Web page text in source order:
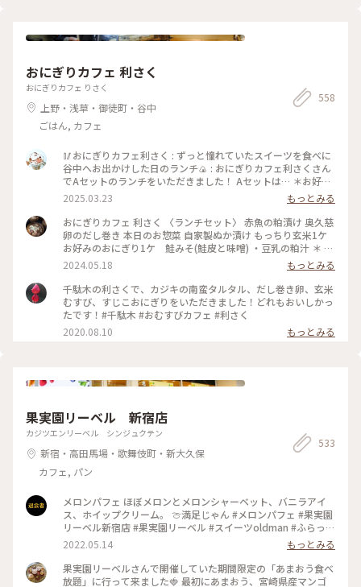
おにぎりカフェ 利さく
おにぎりカフェ りさく
上野・浅草・御徒町・谷中
ごはん, カフェ
558
🥢おにぎりカフェ利さく : ずっと憧れていたスイーツを食べに
谷中へお出かけした日のランチ🍙 : おにぎりカフェ利さくさん
でAセットのランチをいただきました！ Aセットは… ＊お好み
のおにぎり2個 ＊お好みのスープ を選べて¥900でした✨ おに
ぎりは30種類ほどあり、注文が入ってから作ってくれるシステ
ムです🍙 とにかく種類が多いので、気になるおにぎりがたく
さん🤤 迷いに迷って、『炙りみそにぎり』と『クリームチーズ
たらこ』を選びました！ おにぎり屋さんのおにぎり…✨ お米
や海苔、塩などの素材、炊き方にもこだわっていてとっても美
味しかったです♡ スープは季節限定の『豆乳の粕汁』を選び
ました！ まろやかで優しい味で美味しかった😌 : スイーツをい
ただく予定があったのでお昼は控えめに。 それでも、意外と
お腹いっぱいになりました🎵 : お店は千駄木駅の近くで行きや
すいです🌟 平日のお休みの日に行きましたが、意外と混んで
いて20分くらい待って座れました。 外国人の方が多かった
#milkのミルキーな毎日
2025.03.23
もっとみる
おにぎりカフェ 利さく 〈ランチセット〉 赤魚の粕漬け 奥久慈
卵のだし巻き 本日のお惣菜 自家製ぬか漬け もっちり玄米1ケ
お好みのおにぎり1ケ 鮭みそ(鮭皮と味噌) ・豆乳の粕汁 ＊ お
久しぶりのおにぎりランチ☆ 千駄木駅近くの「おにぎりカフ
ェ 利さく」へ…☆ おにぎりと小鉢いろいろの お得なランチセ
ット☆ お好みのおにぎり1ケには 悩んだ末に鮭みそ(鮭皮と味
噌)を☆ 赤魚の粕漬けやだし巻き 小松菜のお浸し ぬか漬け ど
れもおいしくホッとする味わい☆ 鮭みそのおにぎりも もちろ
んおいしかったですが もっちり玄米がまた たまらなく味わい
深いおいしさ☆☆☆ やっぱり おにぎり屋さんのおにぎりはお
2024.05.18
もっとみる
千駄木の利さくで、カジキの南蛮タルタル、だし巻き卵、玄米
むすび、すじこおにぎりをいただきました！どれもおいしかっ
たです！#千駄木 #おむすびカフェ #利さく
2020.08.10
もっとみる
果実園リーベル 新宿店
カジツエンリーベル シンジュクテン
新宿・高田馬場・歌舞伎町・新大久保
カフェ, パン
533
メロンパフェ ほぼメロンとメロンシャーベット、バニラアイ
ス、ホイップクリーム。 🍈満足じゃん #メロンパフェ #果実園
リーベル新宿店 #果実園リーベル #スイーツoldman #ふらっと
クリス
2022.05.14
もっとみる
果実園リーベルさんで開催していた期間限定の「あまおう食べ
放題」に行って来ました🍓 最初にあまおう、宮崎県産マンゴ